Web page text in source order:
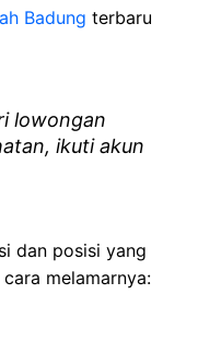
Badung terbaru
lowongan
ikuti akun
dan posisi yang
melamarnya: